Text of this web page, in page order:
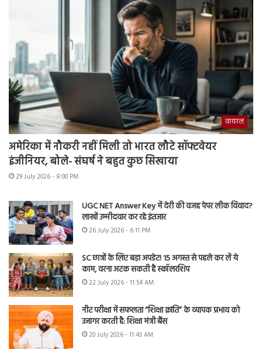
वायरल
अमेरिका में नौकरी नहीं मिली तो भारत लौटे सॉफ्टवेयर
इंजीनियर, बोले- संघर्ष ने बहुत कुछ सिखाया
29 July 2026 - 8:00 PM
UGC NET Answer Key में देरी की वजह पेपर लीक विवाद?
लाखों उम्मीदवार कर रहे इंतजार
26 July 2026 - 6:11 PM
SC छात्रों के लिए बड़ा अपडेट! 15 अगस्त से पहले कर लें ये
काम, वरना अटक सकती है स्कॉलरशिप
22 July 2026 - 11:54 AM
नीट परीक्षा में सफलता “शिक्षा क्रांति” के व्यापक प्रभाव को
उजागर करती है: शिक्षा मंत्री बैंस
20 July 2026 - 11:43 AM